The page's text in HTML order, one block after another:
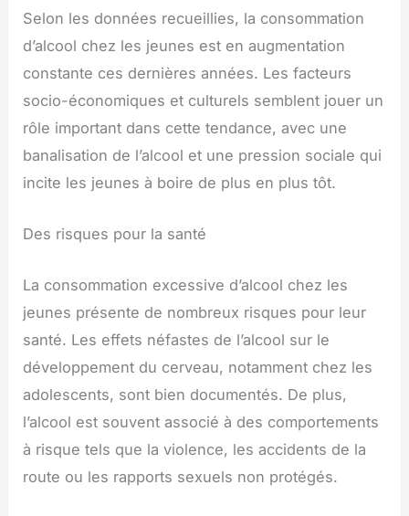
Selon les données recueillies, la consommation
d’alcool chez les jeunes est en augmentation
constante ces dernières années. Les facteurs
socio-économiques et culturels semblent jouer un
rôle important dans cette tendance, avec une
banalisation de l’alcool et une pression sociale qui
incite les jeunes à boire de plus en plus tôt.
Des risques pour la santé
La consommation excessive d’alcool chez les
jeunes présente de nombreux risques pour leur
santé. Les effets néfastes de l’alcool sur le
développement du cerveau, notamment chez les
adolescents, sont bien documentés. De plus,
l’alcool est souvent associé à des comportements
à risque tels que la violence, les accidents de la
route ou les rapports sexuels non protégés.